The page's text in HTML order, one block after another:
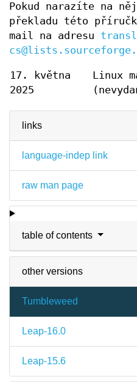
links
language-indep link
raw man page
table of contents
other versions
Tumbleweed
Leap-16.0
Leap-15.6
Pokud narazíte na
překladu této
mail na adresu
17. května
2025
Linux